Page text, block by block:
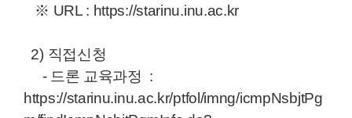
※ URL : https://starinu.inu.ac.kr
2) 직접신청
- 드론 교육과정 :
https://starinu.inu.ac.kr/ptfol/imng/icmpNsbjtPg